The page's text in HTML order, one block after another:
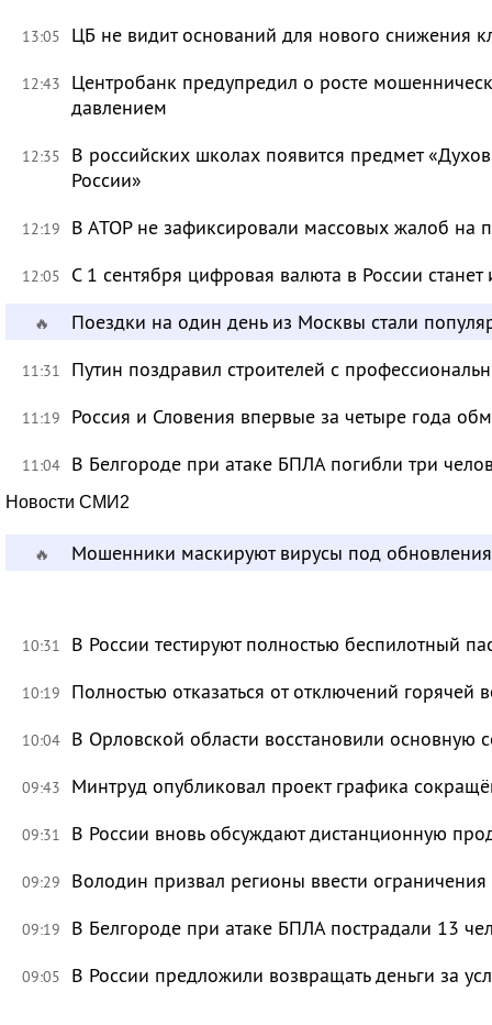
13:05 ЦБ не видит оснований для нового снижения
12:43
Центробанк предупредил о росте
давлением
12:35
В российских школах появится предмет
России»
12:19 В АТОР не зафиксировали массовых жалоб на
12:05 С 1 сентября цифровая валюта в России
🔥 Поездки на один день из Москвы стали
11:31 Путин поздравил строителей с
11:19 Россия и Словения впервые за четыре года
11:04 В Белгороде при атаке БПЛА погибли три
Новости СМИ2
🔥 Мошенники маскируют вирусы под
10:31 В России тестируют полностью беспилотный
10:19 Полностью отказаться от отключений горячей
10:04 В Орловской области восстановили основную
09:43 Минтруд опубликовал проект графика
09:31 В России вновь обсуждают дистанционную
09:29 Володин призвал регионы ввести
09:19 В Белгороде при атаке БПЛА пострадали 13
09:05 В России предложили возвращать деньги за